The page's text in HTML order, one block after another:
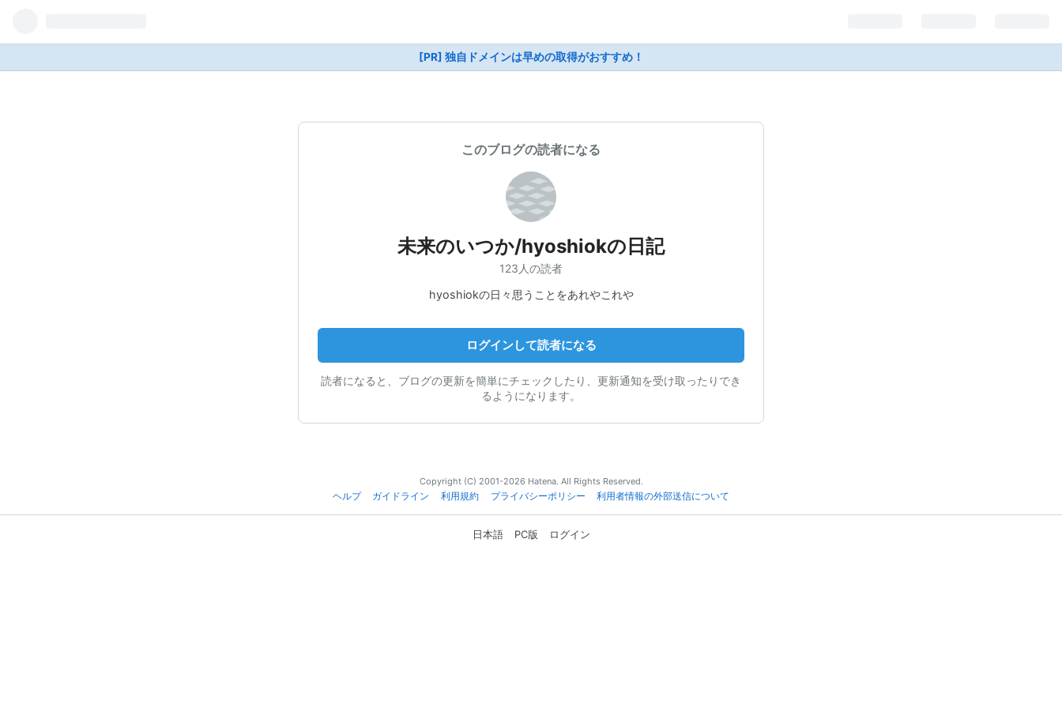
[PR] 独自ドメインは早めの取得がおすすめ！
このブログの読者になる
未来のいつか/hyoshiokの日記
123人の読者
hyoshiokの日々思うことをあれやこれや
ログインして読者になる
読者になると、ブログの更新を簡単にチェックしたり、更新通知を受け取ったりでき
るようになります。
Copyright (C) 2001-2026 Hatena. All Rights Reserved.
ヘルプ
ガイドライン 利用規約 プライバシーポリシー 利用者情報の外部送信について
日本語 PC版 ログイン